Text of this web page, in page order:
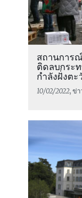
สถานการ
ติดลบกระ
กำลังฝั่งตะ
10/02/2022, ข่